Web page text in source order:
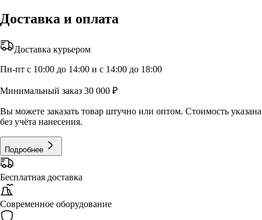
Доставка и оплата
Доставка курьером
Пн-пт с 10:00 до 14:00 и с 14:00 до 18:00
Минимальный заказ 30 000 ₽
Вы можете заказать товар штучно или оптом. Стоимость указана
без учёта нанесения.
Подробнее
Бесплатная доставка
Современное оборудование